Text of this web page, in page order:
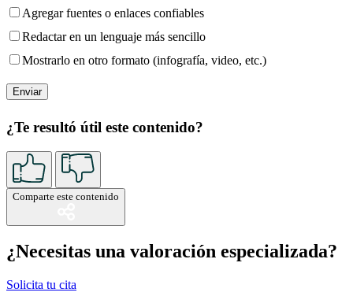
Agregar fuentes o enlaces confiables
Redactar en un lenguaje más sencillo
Mostrarlo en otro formato (infografía, video, etc.)
¿Te resultó útil este contenido?
Comparte este contenido
¿Necesitas una valoración especializada?
Solicita tu cita